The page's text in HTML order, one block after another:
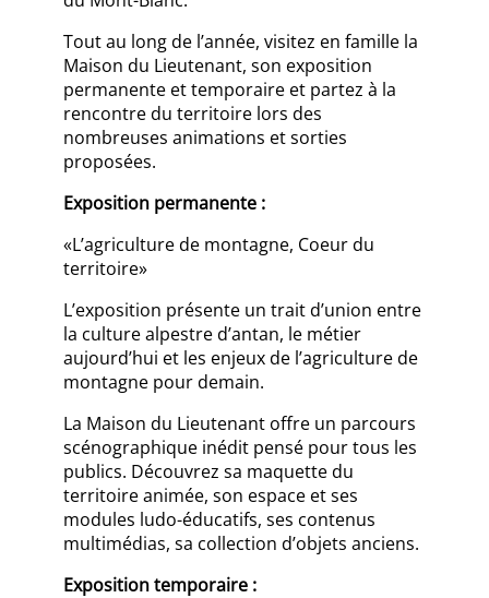
Tout au long de l’année, visitez en famille la
Maison du Lieutenant, son exposition
permanente et temporaire et partez à la
rencontre du territoire lors des
nombreuses animations et sorties
proposées.
Exposition permanente :
«L’agriculture de montagne, Coeur du
territoire»
L’exposition présente un trait d’union entre
la culture alpestre d’antan, le métier
aujourd’hui et les enjeux de l’agriculture de
montagne pour demain.
La Maison du Lieutenant offre un parcours
scénographique inédit pensé pour tous les
publics. Découvrez sa maquette du
territoire animée, son espace et ses
modules ludo-éducatifs, ses contenus
multimédias, sa collection d’objets anciens.
Exposition temporaire :